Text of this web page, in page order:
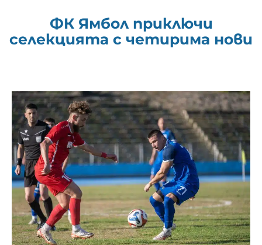
ФК Ямбол приключи
селекцията с четирима нови